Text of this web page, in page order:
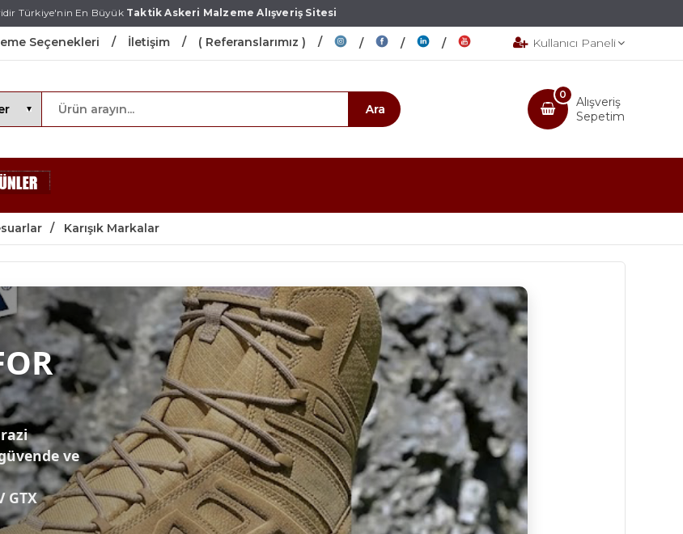
Türkiye'nin En BüyükTaktik Askeri Malzeme Alışveriş Sitesi
Seçenekleri İletişim ( Referanslarımız ) Kullanıcı Paneli
Alışveriş
Sepetim
0
Karışık Markalar
ve
GTX